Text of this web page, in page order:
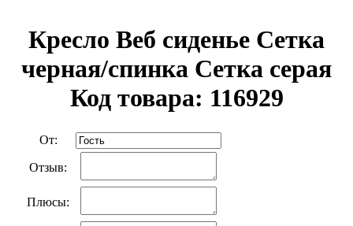
Кресло Веб сиденье Сетка
черная/спинка Сетка серая
Код товара: 116929
От:
Отзыв:
Плюсы: